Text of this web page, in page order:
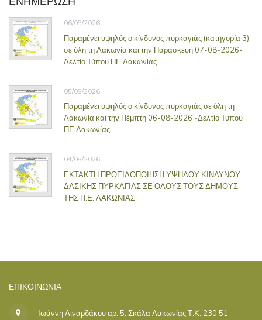
06/08/2026
Παραμένει υψηλός ο κίνδυνος πυρκαγιάς (κατηγορία 3)
σε όλη τη Λακωνία και την Παρασκευή 07-08-2026-
Δελτίο Τύπου ΠΕ Λακωνίας
05/08/2026
Παραμένει υψηλός ο κίνδυνος πυρκαγιάς σε όλη τη
Λακωνία και την Πέμπτη 06-08-2026 -Δελτίο Τύπου
ΠΕ Λακωνίας
04/08/2026
ΕΚΤΑΚΤΗ ΠΡΟΕΙΔΟΠΟΙΗΣΗ ΥΨΗΛΟΥ ΚΙΝΔΥΝΟΥ
ΔΑΣΙΚΗΣ ΠΥΡΚΑΓΙΑΣ ΣΕ ΟΛΟΥΣ ΤΟΥΣ ΔΗΜΟΥΣ
ΤΗΣ Π.Ε. ΛΑΚΩΝΙΑΣ
ΕΠΙΚΟΙΝΩΝΊΑ
Ιωάννη Λιναρδάκου αρ. 5, Σκάλα Λακωνίας Τ.Κ. 230 51